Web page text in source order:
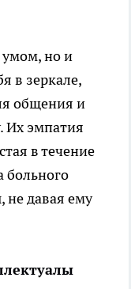
но и
в зеркале,
общения и
Их эмпатия
в течение
больного
не давая ему